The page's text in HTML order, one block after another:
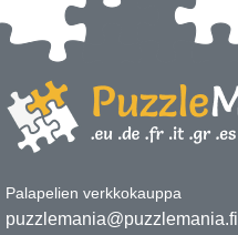
Palapelien verkkokauppa
puzzlemania@puzzlemania.fi